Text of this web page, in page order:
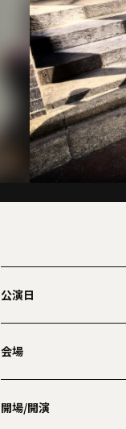
公演日
会場
開場/開演